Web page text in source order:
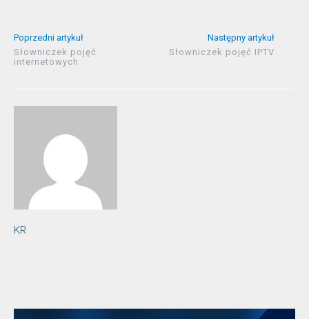
Poprzedni artykuł
Słowniczek pojęć
internetowych
Następny artykuł
Słowniczek pojęć IPTV
KR